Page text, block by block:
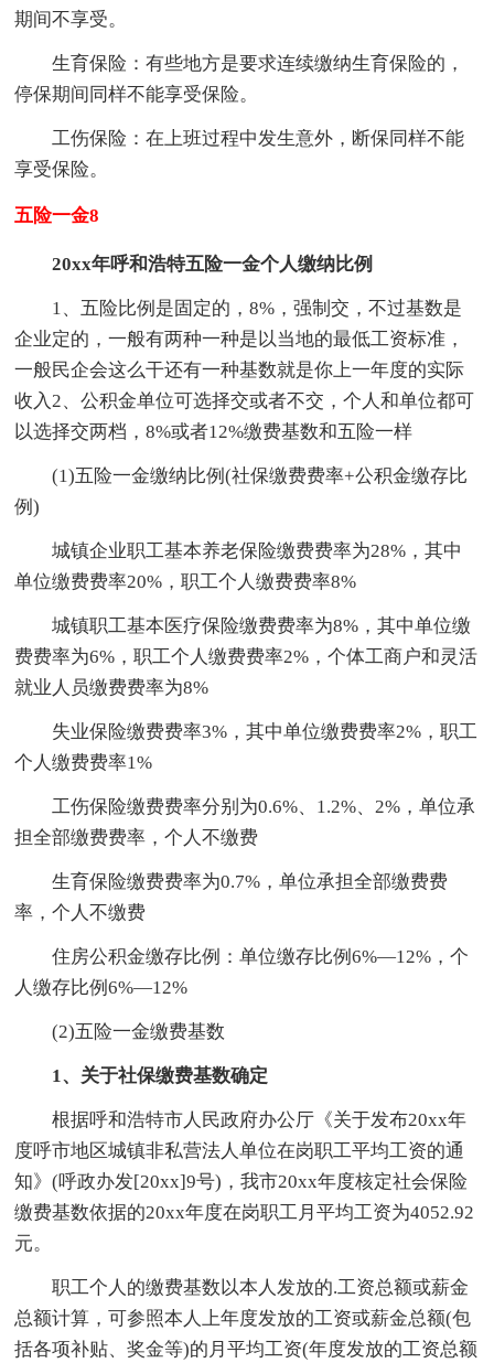
期间不享受。
生育保险：有些地方是要求连续缴纳生育保险的，
停保期间同样不能享受保险。
工伤保险：在上班过程中发生意外，断保同样不能
享受保险。
五险一金8
20xx年呼和浩特五险一金个人缴纳比例
1、五险比例是固定的，8%，强制交，不过基数是
企业定的，一般有两种一种是以当地的最低工资标准，
一般民企会这么干还有一种基数就是你上一年度的实际
收入2、公积金单位可选择交或者不交，个人和单位都可
以选择交两档，8%或者12%缴费基数和五险一样
(1)五险一金缴纳比例(社保缴费费率+公积金缴存比
例)
城镇企业职工基本养老保险缴费费率为28%，其中
单位缴费费率20%，职工个人缴费费率8%
城镇职工基本医疗保险缴费费率为8%，其中单位缴
费费率为6%，职工个人缴费费率2%，个体工商户和灵活
就业人员缴费费率为8%
失业保险缴费费率3%，其中单位缴费费率2%，职工
个人缴费费率1%
工伤保险缴费费率分别为0.6%、1.2%、2%，单位承
担全部缴费费率，个人不缴费
生育保险缴费费率为0.7%，单位承担全部缴费费
率，个人不缴费
住房公积金缴存比例：单位缴存比例6%―12%，个
人缴存比例6%―12%
(2)五险一金缴费基数
1、关于社保缴费基数确定
根据呼和浩特市人民政府办公厅《关于发布20xx年
度呼市地区城镇非私营法人单位在岗职工平均工资的通
知》(呼政办发[20xx]9号)，我市20xx年度核定社会保险
缴费基数依据的20xx年度在岗职工月平均工资为4052.92
元。
职工个人的缴费基数以本人发放的.工资总额或薪金
总额计算，可参照本人上年度发放的工资或薪金总额(包
括各项补贴、奖金等)的月平均工资(年度发放的工资总额